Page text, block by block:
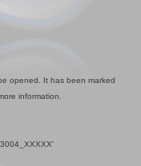
opened. It has been marked
information.